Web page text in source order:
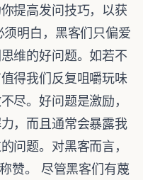
提高发问技巧，以获
明白，黑客们只偏爱
维的好问题。如若不
得我们反复咀嚼玩味
尽。好问题是激励，
，而且通常会暴露我
问题。对黑客而言，
赞。 尽管黑客们有蔑